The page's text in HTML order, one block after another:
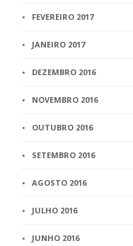
FEVEREIRO 2017
JANEIRO 2017
DEZEMBRO 2016
NOVEMBRO 2016
OUTUBRO 2016
SETEMBRO 2016
AGOSTO 2016
JULHO 2016
JUNHO 2016